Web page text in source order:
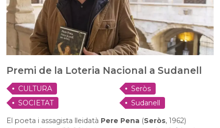
Premi de la Loteria Nacional a Sudanell
CULTURA
SOCIETAT
Seròs
Sudanell
El poeta i assagista lleidatà Pere Pena (Seròs, 1962)